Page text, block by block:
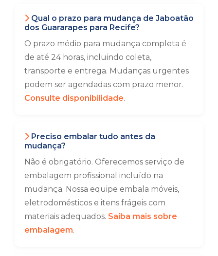
Qual o prazo para mudança de Jaboatão
dos Guararapes para Recife?
O prazo médio para mudança completa é
de até 24 horas, incluindo coleta,
transporte e entrega. Mudanças urgentes
podem ser agendadas com prazo menor.
Consulte disponibilidade.
Preciso embalar tudo antes da
mudança?
Não é obrigatório. Oferecemos serviço de
embalagem profissional incluído na
mudança. Nossa equipe embala móveis,
eletrodomésticos e itens frágeis com
materiais adequados. Saiba mais sobre
embalagem.